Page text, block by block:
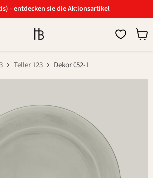
- entdecken sie die Aktionsartikel
Teller 123 Dekor 052-1